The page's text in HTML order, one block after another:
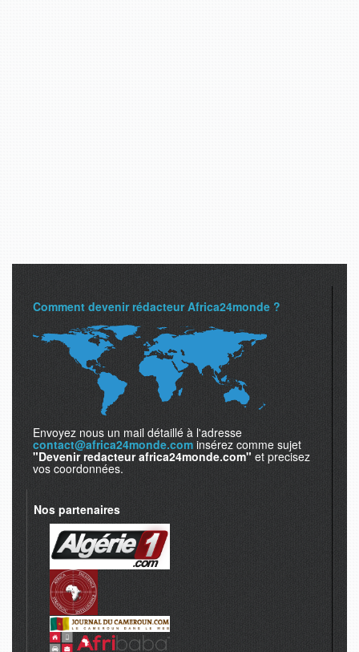
Comment devenir rédacteur Africa24monde ?
Envoyez nous un mail détaillé à l'adresse
contact@africa24monde.com insérez comme sujet
"Devenir redacteur africa24monde.com" et precisez
vos coordonnées.
Nos partenaires